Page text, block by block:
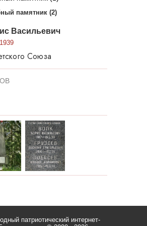
памятник (2)
Васильевич
Союза
патриотический интернет-